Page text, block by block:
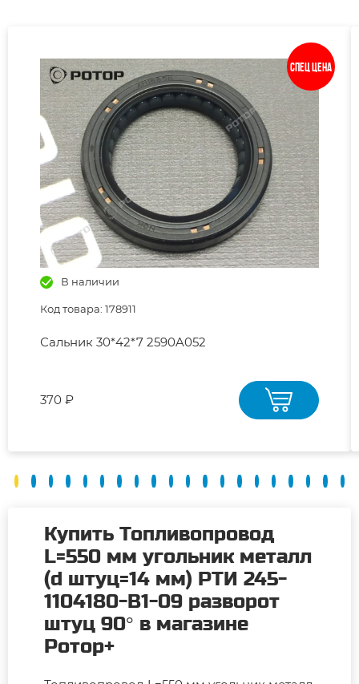
Спец цена
В наличии
Код товара: 178911
Сальник 30*42*7 2590A052
370 ₽
Купить Топливопровод
L=550 мм угольник металл
(d штуц=14 мм) РТИ 245-
1104180-В1-09 разворот
штуц 90° в магазине
Ротор+